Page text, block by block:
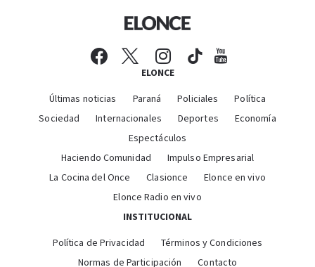
ELONCE
Últimas noticias Paraná Policiales
Política
Sociedad
Internacionales Deportes
Economía
Espectáculos
Haciendo Comunidad
Impulso Empresarial
La Cocina del Once
Clasionce
Elonce en vivo
Elonce Radio en vivo
INSTITUCIONAL
Política de Privacidad
Términos y Condiciones
Normas de Participación
Contacto